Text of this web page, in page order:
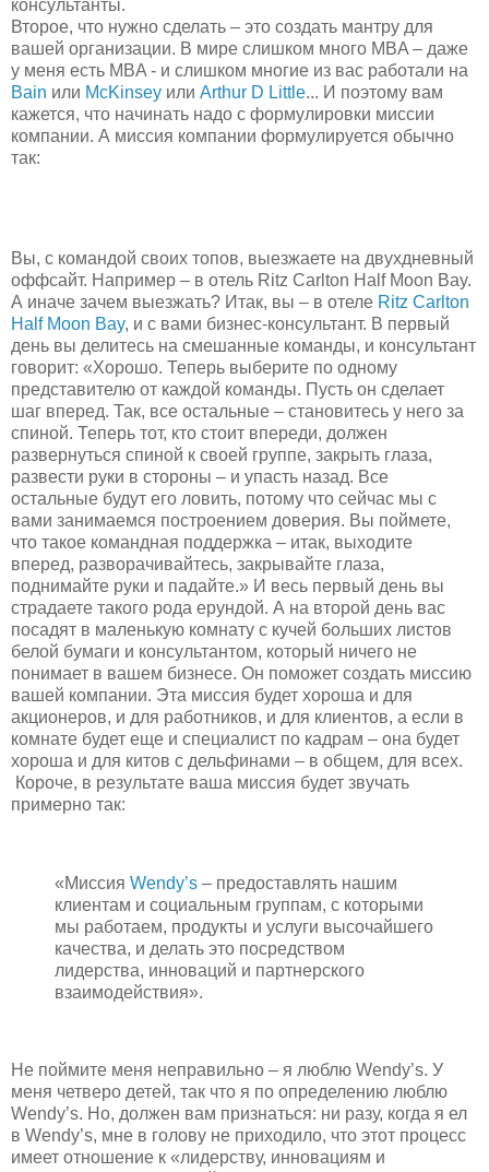
консультанты.
Второе, что нужно сделать – это создать мантру для
вашей организации. В мире слишком много MBA – даже
у меня есть MBA - и слишком многие из вас работали на
Bain или McKinsey или Arthur D Little... И поэтому вам
кажется, что начинать надо с формулировки миссии
компании. А миссия компании формулируется обычно
так:
Вы, с командой своих топов, выезжаете на двухдневный
оффсайт. Например – в отель Ritz Carlton Half Moon Bay.
А иначе зачем выезжать? Итак, вы – в отеле Ritz Carlton
Half Moon Bay, и с вами бизнес-консультант. В первый
день вы делитесь на смешанные команды, и консультант
говорит: «Хорошо. Теперь выберите по одному
представителю от каждой команды. Пусть он сделает
шаг вперед. Так, все остальные – становитесь у него за
спиной. Теперь тот, кто стоит впереди, должен
развернуться спиной к своей группе, закрыть глаза,
развести руки в стороны – и упасть назад. Все
остальные будут его ловить, потому что сейчас мы с
вами занимаемся построением доверия. Вы поймете,
что такое командная поддержка – итак, выходите
вперед, разворачивайтесь, закрывайте глаза,
поднимайте руки и падайте.» И весь первый день вы
страдаете такого рода ерундой. А на второй день вас
посадят в маленькую комнату с кучей больших листов
белой бумаги и консультантом, который ничего не
понимает в вашем бизнесе. Он поможет создать миссию
вашей компании. Эта миссия будет хороша и для
акционеров, и для работников, и для клиентов, а если в
комнате будет еще и специалист по кадрам – она будет
хороша и для китов с дельфинами – в общем, для всех.
Короче, в результате ваша миссия будет звучать
примерно так:
«Миссия Wendy’s – предоставлять нашим
клиентам и социальным группам, с которыми
мы работаем, продукты и услуги высочайшего
качества, и делать это посредством
лидерства, инноваций и партнерского
взаимодействия».
Не поймите меня неправильно – я люблю Wendy’s. У
меня четверо детей, так что я по определению люблю
Wendy’s. Но, должен вам признаться: ни разу, когда я ел
в Wendy’s, мне в голову не приходило, что этот процесс
имеет отношение к «лидерству, инновациям и